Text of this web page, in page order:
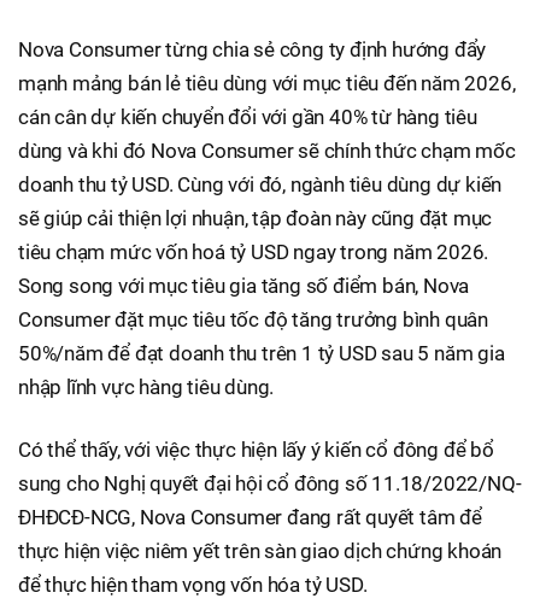
Nova Consumer từng chia sẻ công ty định hướng đẩy
mạnh mảng bán lẻ tiêu dùng với mục tiêu đến năm 2026,
cán cân dự kiến chuyển đổi với gần 40% từ hàng tiêu
dùng và khi đó Nova Consumer sẽ chính thức chạm mốc
doanh thu tỷ USD. Cùng với đó, ngành tiêu dùng dự kiến
sẽ giúp cải thiện lợi nhuận, tập đoàn này cũng đặt mục
tiêu chạm mức vốn hoá tỷ USD ngay trong năm 2026.
Song song với mục tiêu gia tăng số điểm bán, Nova
Consumer đặt mục tiêu tốc độ tăng trưởng bình quân
50%/năm để đạt doanh thu trên 1 tỷ USD sau 5 năm gia
nhập lĩnh vực hàng tiêu dùng.
Có thể thấy, với việc thực hiện lấy ý kiến cổ đông để bổ
sung cho Nghị quyết đại hội cổ đông số 11.18/2022/NQ-
ĐHĐCĐ-NCG, Nova Consumer đang rất quyết tâm để
thực hiện việc niêm yết trên sàn giao dịch chứng khoán
để thực hiện tham vọng vốn hóa tỷ USD.